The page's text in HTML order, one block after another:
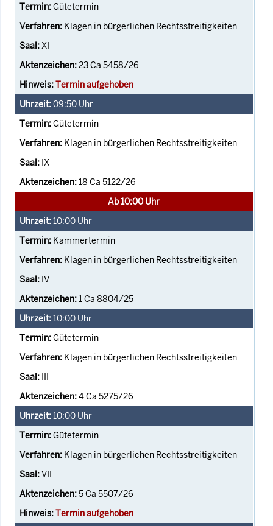
Gütetermin
Klagen in bürgerlichen Rechtsstreitigkeiten
XI
23 Ca 5458/26
Termin aufgehoben
09:50 Uhr
Gütetermin
Klagen in bürgerlichen Rechtsstreitigkeiten
IX
18 Ca 5122/26
Ab 10:00 Uhr
10:00 Uhr
Kammertermin
Klagen in bürgerlichen Rechtsstreitigkeiten
IV
1 Ca 8804/25
10:00 Uhr
Gütetermin
Klagen in bürgerlichen Rechtsstreitigkeiten
III
4 Ca 5275/26
10:00 Uhr
Gütetermin
Klagen in bürgerlichen Rechtsstreitigkeiten
VII
5 Ca 5507/26
Termin aufgehoben